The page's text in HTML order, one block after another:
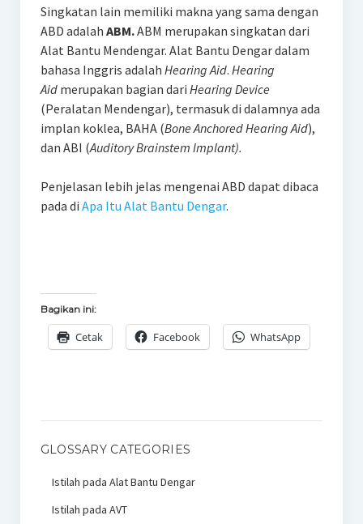
Forum
Singkatan lain memiliki makna yang sama dengan
ABD adalah ABM.ABM merupakan singkatan dari
Alat Bantu Mendengar. Alat Bantu Dengar dalam
bahasa Inggris adalah Hearing Aid. Hearing
Aidmerupakan bagian dari Hearing Device
(Peralatan Mendengar), termasuk di dalamnya ada
implan koklea, BAHA (Bone Anchored Hearing Aid),
dan ABI (Auditory Brainstem Implant).
Penjelasan lebih jelas mengenai ABD dapat dibaca
pada di Apa Itu Alat Bantu Dengar.
Bagikan ini:
Cetak Facebook WhatsApp
GLOSSARY CATEGORIES
Istilah pada Alat Bantu Dengar
Istilah pada AVT